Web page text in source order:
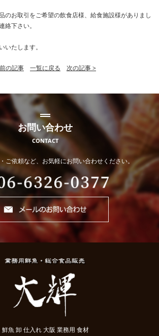
のお取引をご希望の飲食店様、給食施設様がありまし
絡下さい。
いたします。
の記事 一覧に戻る 次の記事 >
お問い合わせ
CONTACT
ご依頼など、お気軽にお問い合わせください。
鮮魚 卸 仕入れ 大阪 業務用 食材